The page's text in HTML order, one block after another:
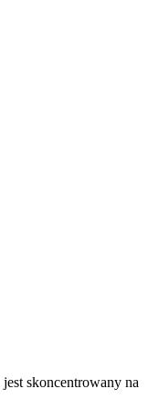
skoncentrowany na